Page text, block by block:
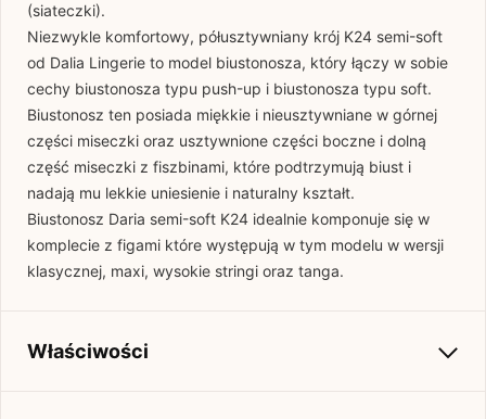
(siateczki).
Niezwykle komfortowy, półusztywniany krój K24 semi-soft
od Dalia Lingerie to model biustonosza, który łączy w sobie
cechy biustonosza typu push-up i biustonosza typu soft.
Biustonosz ten posiada miękkie i nieusztywniane w górnej
części miseczki oraz usztywnione części boczne i dolną
część miseczki z fiszbinami, które podtrzymują biust i
nadają mu lekkie uniesienie i naturalny kształt.
Biustonosz Daria semi-soft K24 idealnie komponuje się w
komplecie z figami które występują w tym modelu w wersji
klasycznej, maxi, wysokie stringi oraz tanga.
Właściwości